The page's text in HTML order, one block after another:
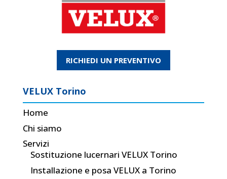
RICHIEDI UN PREVENTIVO
VELUX Torino
Home
Chi siamo
Servizi
Sostituzione lucernari VELUX Torino
Installazione e posa VELUX a Torino